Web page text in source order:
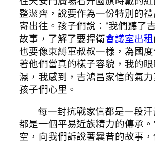
整潔齊，說要作為一份特別的
寄出往。孩子們說：“我們聽了
故事，了解了要捍衛會議室出租
也要像束縛軍叔叔一樣，為國度
著他們當真的樣子容貌，我的
濕，我感到，吉鴻昌家信的氣
孩子們心里。
每一封抗戰家信都是一段汗
都是一個平易近族精力的傳承
空，向我們訴說著曩昔的故事